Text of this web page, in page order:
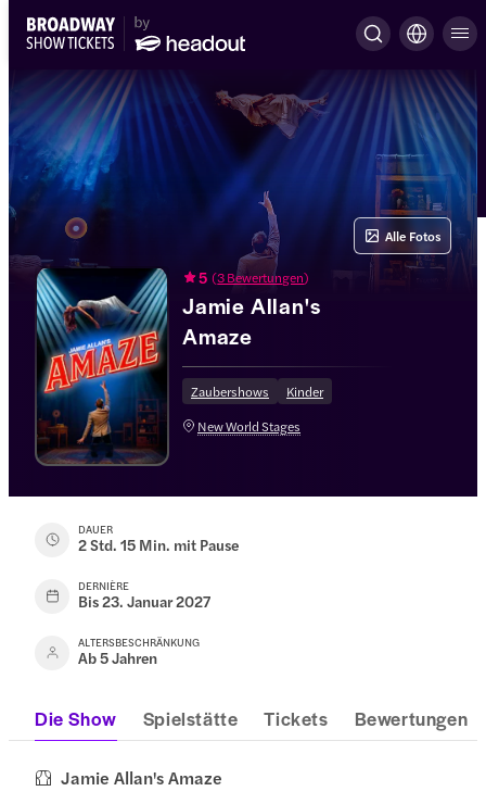
5 (3 Bewertungen)
Jamie Allan's
Amaze
Zaubershows
Kinder
New World Stages
Alle Fotos
DAUER
2 Std. 15 Min. mit Pause
DERNIÈRE
Bis 23. Januar 2027
ALTERSBESCHRÄNKUNG
Ab 5 Jahren
Die Show Spielstätte Tickets Bewertungen
Jamie Allan's Amaze